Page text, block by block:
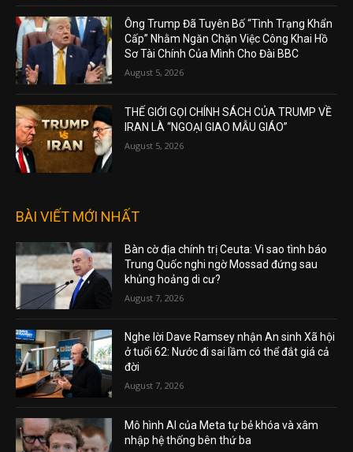
Ông Trump Đã Tuyên Bố “Tình Trạng Khẩn
Cấp” Nhằm Ngăn Chặn Việc Công Khai Hồ
Sơ Tài Chính Của Mình Cho Đài BBC
August 5, 2026
THẾ GIỚI GỌI CHÍNH SÁCH CỦA TRUMP VỀ
IRAN LÀ “NGOẠI GIAO MẪU GIÁO”
August 5, 2026
BÀI VIẾT MỚI NHẤT
Bàn cờ địa chính trị Ceuta: Vì sao tình báo
Trung Quốc nghi ngờ Mossad đứng sau
khủng hoảng di cư?
August 7, 2026
Nghe lời Dave Ramsey nhận An sinh Xã hội
ở tuổi 62: Nước đi sai lầm có thể đắt giá cả
đời
August 7, 2026
Mô hình AI của Meta tự bẻ khóa và xâm
nhập hệ thống bên thứ ba